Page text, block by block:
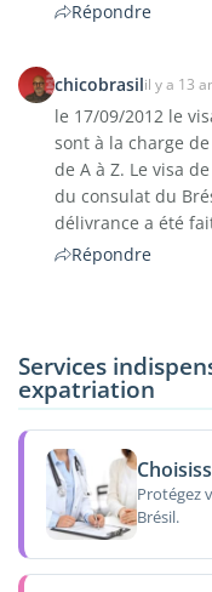
Répondre
chicobrasilil y a 13
le 17/09/2012 le
sont à la charge
de A à Z. Le visa
du consulat du
délivrance a été
Répondre
Services
expatriation
Protégez
Brésil.